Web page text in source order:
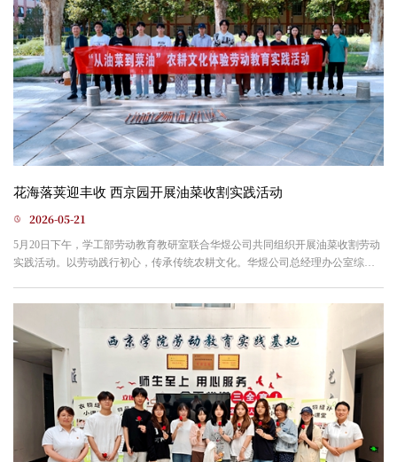
花海落荚迎丰收 西京园开展油菜收割实践活动
2026-05-21
5月20日下午，学工部劳动教育教研室联合华煜公司共同组织开展油菜收割劳动
实践活动。以劳动践行初心，传承传统农耕文化。华煜公司总经理办公室综合
老师开展专项实操与安全培训。结合田间实际，他细致讲解...